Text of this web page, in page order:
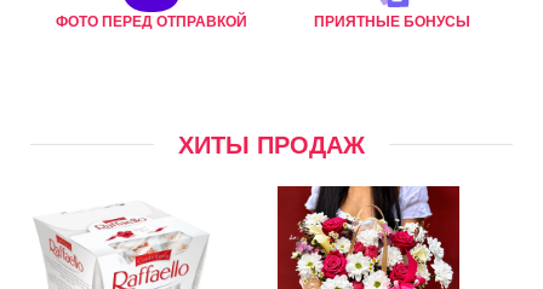
ФОТО ПЕРЕД ОТПРАВКОЙ ПРИЯТНЫЕ БОНУСЫ
ХИТЫ ПРОДАЖ